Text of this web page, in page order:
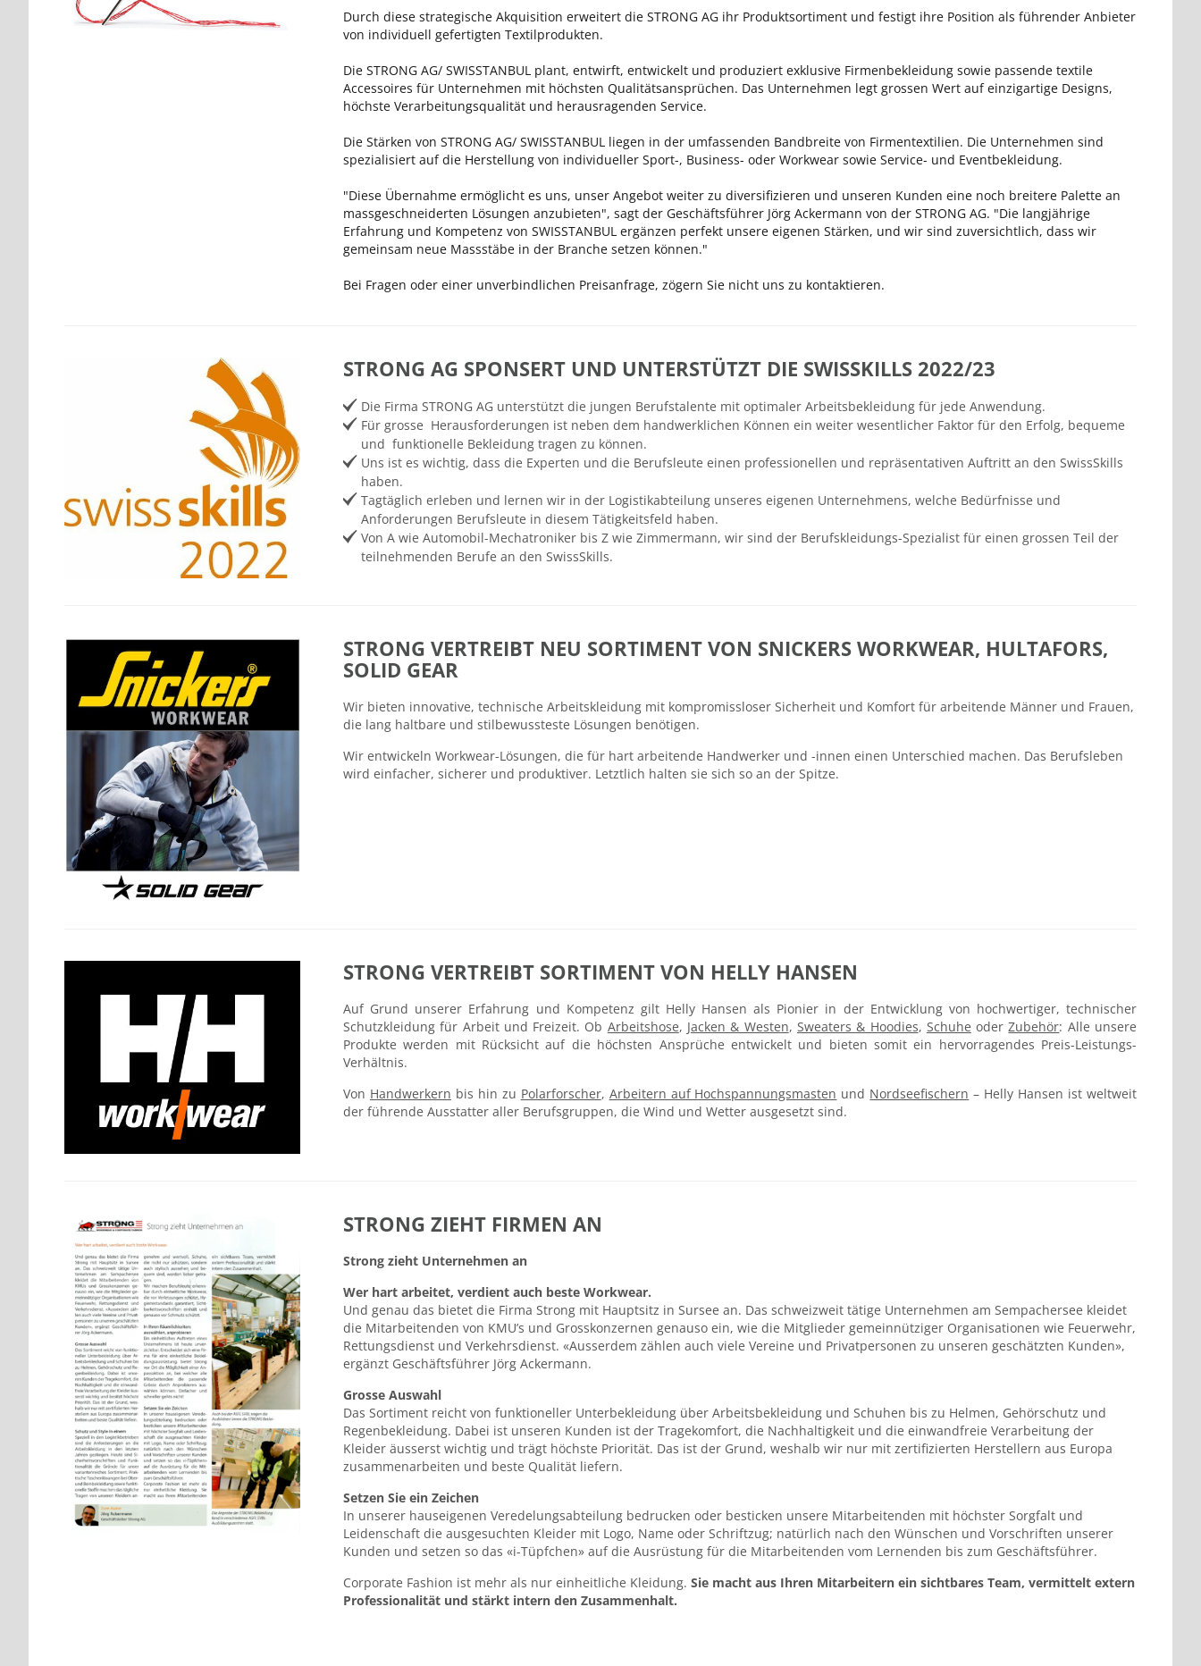
Durch diese strategische Akquisition erweitert die STRONG AG ihr Produktsortiment und festigt ihre Position als führender Anbieter
von individuell gefertigten Textilprodukten.
Die STRONG AG/ SWISSTANBUL plant, entwirft, entwickelt und produziert exklusive Firmenbekleidung sowie passende textile
Accessoires für Unternehmen mit höchsten Qualitätsansprüchen. Das Unternehmen legt grossen Wert auf einzigartige Designs,
höchste Verarbeitungsqualität und herausragenden Service.
Die Stärken von STRONG AG/ SWISSTANBUL liegen in der umfassenden Bandbreite von Firmentextilien. Die Unternehmen sind
spezialisiert auf die Herstellung von individueller Sport-, Business- oder Workwear sowie Service- und Eventbekleidung.
"Diese Übernahme ermöglicht es uns, unser Angebot weiter zu diversifizieren und unseren Kunden eine noch breitere Palette an
massgeschneiderten Lösungen anzubieten", sagt der Geschäftsführer Jörg Ackermann von der STRONG AG. "Die langjährige
Erfahrung und Kompetenz von SWISSTANBUL ergänzen perfekt unsere eigenen Stärken, und wir sind zuversichtlich, dass wir
gemeinsam neue Massstäbe in der Branche setzen können."
Bei Fragen oder einer unverbindlichen Preisanfrage, zögern Sie nicht uns zu kontaktieren.
STRONG AG SPONSERT UND UNTERSTÜTZT DIE SWISSKILLS 2022/23
Die Firma STRONG AG unterstützt die jungen Berufstalente mit optimaler Arbeitsbekleidung für jede Anwendung.
Für grosse Herausforderungen ist neben dem handwerklichen Können ein weiter wesentlicher Faktor für den Erfolg, bequeme
und funktionelle Bekleidung tragen zu können.
Uns ist es wichtig, dass die Experten und die Berufsleute einen professionellen und repräsentativen Auftritt an den SwissSkills
haben.
Tagtäglich erleben und lernen wir in der Logistikabteilung unseres eigenen Unternehmens, welche Bedürfnisse und
Anforderungen Berufsleute in diesem Tätigkeitsfeld haben.
Von A wie Automobil-Mechatroniker bis Z wie Zimmermann, wir sind der Berufskleidungs-Spezialist für einen grossen Teil der
teilnehmenden Berufe an den SwissSkills.
STRONG VERTREIBT NEU SORTIMENT VON SNICKERS WORKWEAR, HULTAFORS,
SOLID GEAR
Wir bieten innovative, technische Arbeitskleidung mit kompromissloser Sicherheit und Komfort für arbeitende Männer und Frauen,
die lang haltbare und stilbewussteste Lösungen benötigen.
Wir entwickeln Workwear-Lösungen, die für hart arbeitende Handwerker und -innen einen Unterschied machen. Das Berufsleben
wird einfacher, sicherer und produktiver. Letztlich halten sie sich so an der Spitze.
STRONG VERTREIBT SORTIMENT VON HELLY HANSEN
Auf Grund unserer Erfahrung und Kompetenz gilt Helly Hansen als Pionier in der Entwicklung von hochwertiger, technischer
Schutzkleidung für Arbeit und Freizeit. Ob Arbeitshose, Jacken & Westen, Sweaters & Hoodies, Schuhe oderZubehör: Alle unsere
Produkte werden mit Rücksicht auf die höchsten Ansprüche entwickelt und bieten somit ein hervorragendes Preis-Leistungs-
Verhältnis.
Von Handwerkern bis hin zu Polarforscher, Arbeitern auf Hochspannungsmasten und Nordseefischern – Helly Hansen ist weltweit
der führende Ausstatter aller Berufsgruppen, die Wind und Wetter ausgesetzt sind.
STRONG ZIEHT FIRMEN AN
Strong zieht Unternehmen an
Wer hart arbeitet, verdient auch beste Workwear.
Und genau das bietet die Firma Strong mit Hauptsitz in Sursee an. Das schweizweit tätige Unternehmen am Sempachersee kleidet
die Mitarbeitenden von KMU’s und Grosskonzernen genauso ein, wie die Mitglieder gemeinnütziger Organisationen wie Feuerwehr,
Rettungsdienst und Verkehrsdienst. «Ausserdem zählen auch viele Vereine und Privatpersonen zu unseren geschätzten Kunden»,
ergänzt Geschäftsführer Jörg Ackermann.
Grosse Auswahl
Das Sortiment reicht von funktioneller Unterbekleidung über Arbeitsbekleidung und Schuhen bis zu Helmen, Gehörschutz und
Regenbekleidung. Dabei ist unseren Kunden ist der Tragekomfort, die Nachhaltigkeit und die einwandfreie Verarbeitung der
Kleider äusserst wichtig und trägt höchste Priorität. Das ist der Grund, weshalb wir nur mit zertifizierten Herstellern aus Europa
zusammenarbeiten und beste Qualität liefern.
Setzen Sie ein Zeichen
In unserer hauseigenen Veredelungsabteilung bedrucken oder besticken unsere Mitarbeitenden mit höchster Sorgfalt und
Leidenschaft die ausgesuchten Kleider mit Logo, Name oder Schriftzug; natürlich nach den Wünschen und Vorschriften unserer
Kunden und setzen so das «i-Tüpfchen» auf die Ausrüstung für die Mitarbeitenden vom Lernenden bis zum Geschäftsführer.
Corporate Fashion ist mehr als nur einheitliche Kleidung. Sie macht aus Ihren Mitarbeitern ein sichtbares Team, vermittelt extern
Professionalität und stärkt intern den Zusammenhalt.